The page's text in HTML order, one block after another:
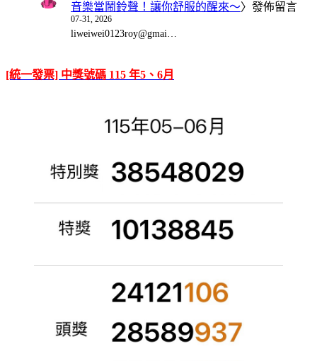
音樂當鬧鈴聲！讓你舒服的醒來～〉發佈留言
07-31, 2026
liweiwei0123roy@gmai…
[統一發票] 中獎號碼 115 年5、6月